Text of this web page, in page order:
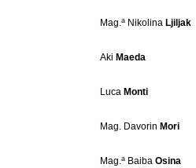
Mag.a Nikolina Ljiljak
Aki Maeda
Luca Monti
Mag. Davorin Mori
Mag.a Baiba Osina